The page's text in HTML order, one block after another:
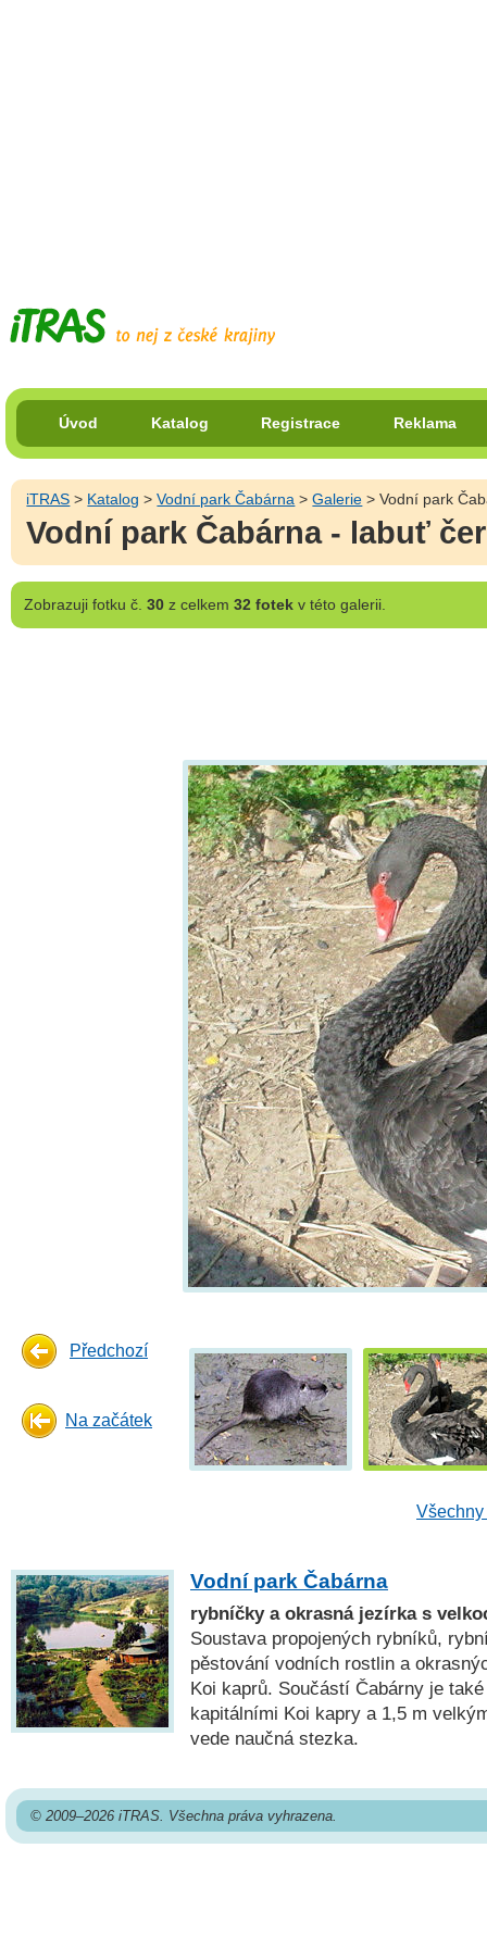
Úvod Katalog Registrace Reklama
iTRAS > Katalog >Vodní park Čabárna >Galerie > Vodní park
Vodní park Čabárna - labuť
Zobrazujifotku č. 30z celkem 32 fotekv této galerii.
Předchozí
Na začátek
Vodní park Čabárna
rybníčky a okrasná jezírka s
Soustava propojených rybníků,
pěstování vodních rostlin a
Koi kaprů. Součástí Čabárny je
kapitálními Koi kapry a 1,5 m
vede naučná stezka.
© 2009–2026 iTRAS. Všechna práva vyhrazena.